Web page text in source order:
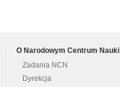
O Narodowym Centrum Nauki
Zadania NCN
Dyrekcja